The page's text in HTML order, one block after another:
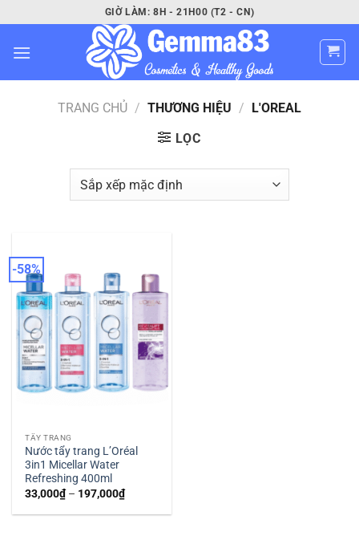
qua
nội
GIỜ LÀM: 8H - 21H00 (T2 - CN)
TRANG CHỦ / THƯƠNG HIỆU / L'OREAL
LỌC
-58%
TẨY TRANG
Nước tẩy trang L’Oréal
3in1 Micellar Water
Refreshing 400ml
33,000₫ – 197,000₫Khoảng
giá:
từ